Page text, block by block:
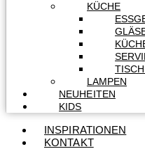
KÜCHE
LAMPEN
NEUHEITEN
KIDS
INSPIRATIONEN
KONTAKT